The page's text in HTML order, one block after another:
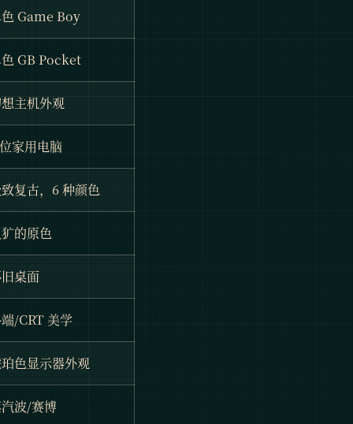
Game Boy
GB Pocket
主机外观
家用电脑
复古，6 种颜色
的原色
桌面
/CRT 美学
色显示器外观
波/赛博